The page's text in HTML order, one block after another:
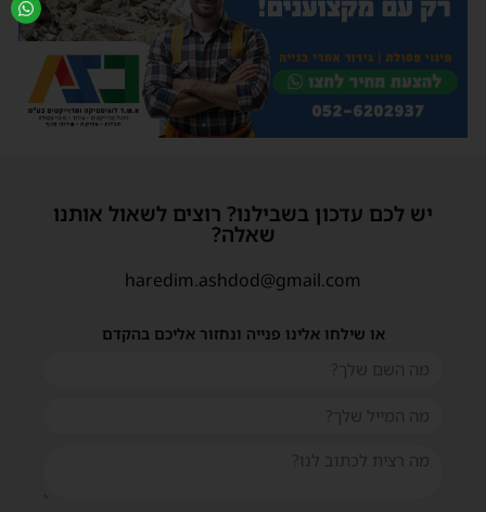
יש לכם עדכון בשבילנו? רוצים לשאול אותנו
שאלה?
haredim.ashdod@gmail.com
או שילחו אלינו פנייה ונחזור אליכם בהקדם